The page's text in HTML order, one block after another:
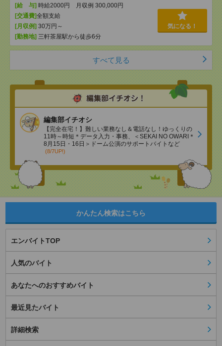
[給 与] 時給2000円 月収例 300,000円
[交通費]全額支給
[月収例] 30万円～
[勤務地] 三軒茶屋駅から徒歩6分
気になる！
すべて見る
編集部イチオシ
【完全在宅！】難しい業務なし＆電話なし！ゆっくりの
11時～時短＊データ入力・事務、＜SEKAI NO OWARI＊
8月15日・16日＞ドーム公演のサポートバイトなど
(8/7UP!)
かんたん検索はこちら
エンバイトTOP
人気のバイト
あなたへのおすすめバイト
最近見たバイト
詳細検索